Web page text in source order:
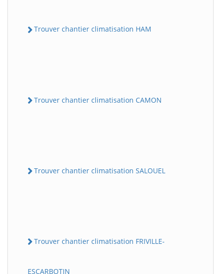
Trouver chantier climatisation HAM
Trouver chantier climatisation CAMON
Trouver chantier climatisation SALOUEL
Trouver chantier climatisation FRIVILLE-
ESCARBOTIN